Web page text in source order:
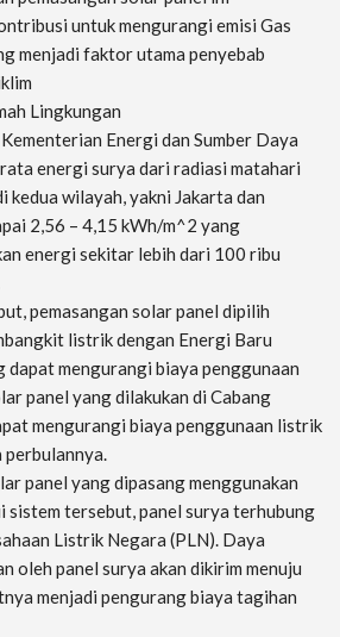
untuk mengurangi emisi Gas
menjadi faktor utama penyebab
Lingkungan
Energi dan Sumber Daya
energi surya dari radiasi matahari
kedua wilayah, yakni Jakarta dan
2,56 – 4,15 kWh/m^2 yang
energi sekitar lebih dari 100 ribu
pemasangan solar panel dipilih
listrik dengan Energi Baru
dapat mengurangi biaya penggunaan
panel yang dilakukan di Cabang
mengurangi biaya penggunaan listrik
perbulannya.
panel yang dipasang menggunakan
sistem tersebut, panel surya terhubung
Listrik Negara (PLN). Daya
oleh panel surya akan dikirim menuju
menjadi pengurang biaya tagihan